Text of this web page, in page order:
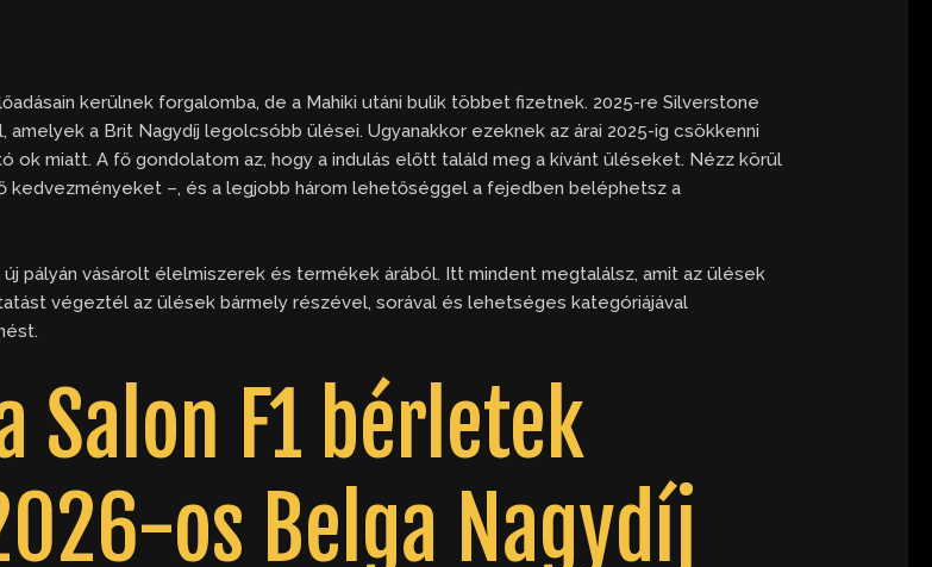
kerülnek forgalomba, de a Mahiki utáni bulik többet fizetnek. 2025-re Silverstone
a Brit Nagydíj legolcsóbb ülései. Ugyanakkor ezeknek az árai 2025-ig csökkenni
ok miatt. A fő gondolatom az, hogy a indulás előtt találd meg a kívánt üléseket. Nézz körül
–, és a legjobb három lehetőséggel a fejedben beléphetsz a
pályán vásárolt élelmiszerek és termékek árából. Itt mindent megtalálsz, amit az ülések
végeztél az ülések bármely részével, sorával és lehetséges kategóriájával
Salon F1 bérletek
os Belga Nagydíj